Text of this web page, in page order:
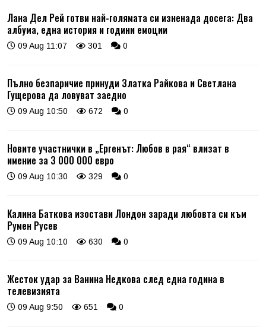
Лана Дел Рей готви най-голямата си изненада досега: Два
албума, една история и години емоции
09 Aug 11:07 301 0
Пълно безпаричие принуди Златка Райкова и Светлана
Гущерова да ловуват заедно
09 Aug 10:50 672 0
Новите участнички в „Ергенът: Любов в рая“ влизат в
имение за 3 000 000 евро
09 Aug 10:30 329 0
Калина Баткова изостави Лондон заради любовта си към
Румен Русев
09 Aug 10:10 630 0
Жесток удар за Ванина Недкова след една година в
телевизията
09 Aug 9:50 651 0